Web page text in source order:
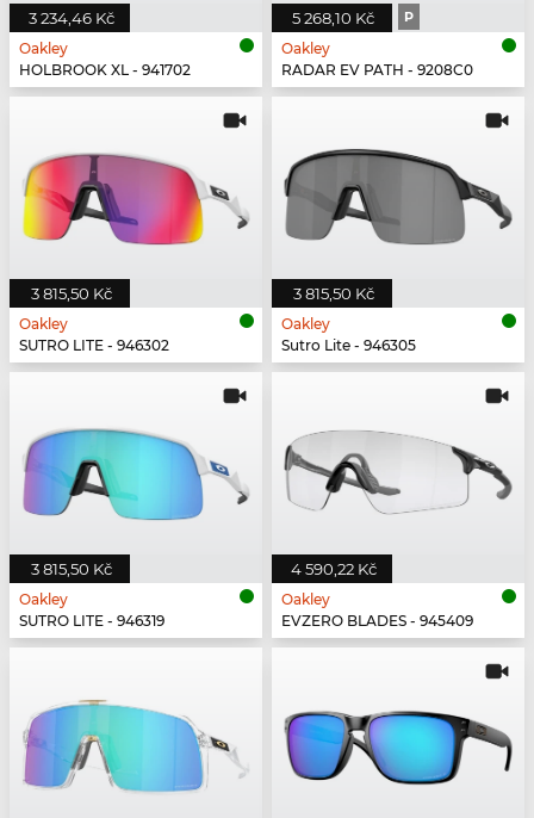
3 234,46 Kč
Oakley
HOLBROOK XL - 941702
5 268,10 Kč P
Oakley
RADAR EV PATH - 9208C0
3 815,50 Kč
Oakley
SUTRO LITE - 946302
3 815,50 Kč
Oakley
Sutro Lite - 946305
3 815,50 Kč
Oakley
SUTRO LITE - 946319
4 590,22 Kč
Oakley
EVZERO BLADES - 945409